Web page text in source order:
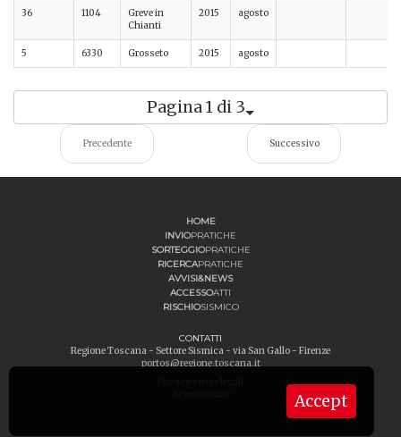
36 1104
Greve in
Chianti
2015 agosto
5 6330 Grosseto 2015 agosto
Pagina 1 di 3
Precedente Successivo
Accept
HOME
INVIOPRATICHE
SORTEGGIOPRATICHE
RICERCAPRATICHE
AVVISI&NEWS
ACCESSOATTI
RISCHIOSISMICO
CONTATTI
Regione Toscana - Settore Sismica - via San Gallo - Firenze
portos@regione.toscana.it